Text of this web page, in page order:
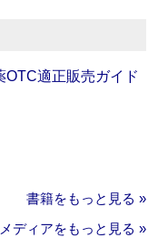
OTC適正販売ガイド
書籍をもっと見る »
ディアをもっと見る »